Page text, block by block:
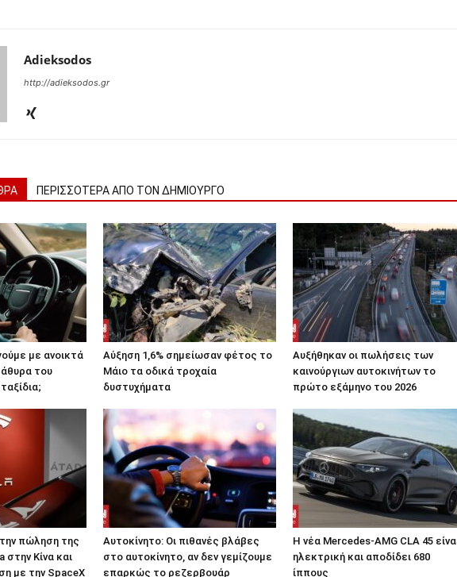
Adieksodos
http://adieksodos.gr
ΠΕΡΙΣΣΟΤΕΡΑ ΑΠΟ ΤΟΝ ΔΗΜΙΟΥΡΓΟ
με ανοικτά
του
Αύξηση 1,6% σημείωσαν φέτος το
Μάιο τα οδικά τροχαία
δυστυχήματα
Αυξήθηκαν οι πωλήσεις των
καινούργιων αυτοκινήτων το
πρώτο εξάμηνο του 2026
πώληση της
στην Κίνα και
με την SpaceX
Αυτοκίνητο: Οι πιθανές βλάβες
στο αυτοκίνητο, αν δεν γεμίζουμε
επαρκώς το ρεζερβουάρ
Η νέα Mercedes-AMG CLA 45
ηλεκτρική και αποδίδει 680
ίππους